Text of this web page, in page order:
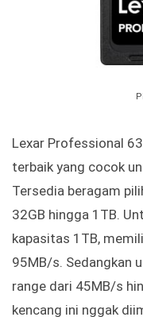
Lexar Professional
terbaik yang cocok
Tersedia beragam
32GB hingga 1TB.
kapasitas 1TB,
95MB/s. Sedangkan
range dari 45MB/s
kencang ini nggak